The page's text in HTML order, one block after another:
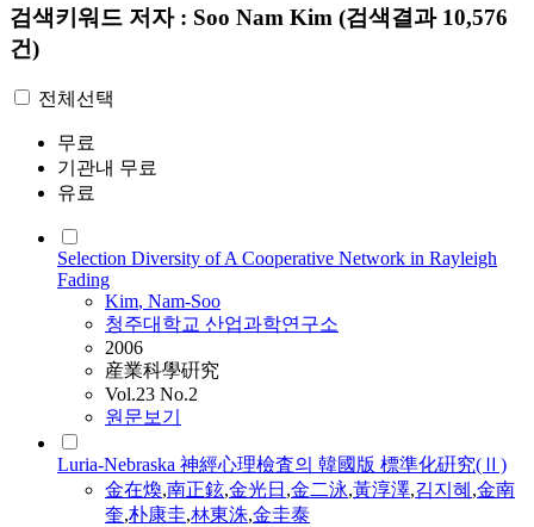
검색키워드 저자 : Soo Nam Kim (검색결과 10,576
건)
전체선택
무료
기관내 무료
유료
Selection Diversity of A Cooperative Network in Rayleigh
Fading
Kim, Nam-Soo
청주대학교 산업과학연구소
2006
産業科學硏究
Vol.23 No.2
원문보기
Luria-Nebraska 神經心理檢査의 韓國版 標準化硏究(Ⅱ)
金在煥,南正鉉,金光日 ,金二泳,黃淳澤,김지혜 ,金南
奎,朴康圭,林東洙,金圭泰